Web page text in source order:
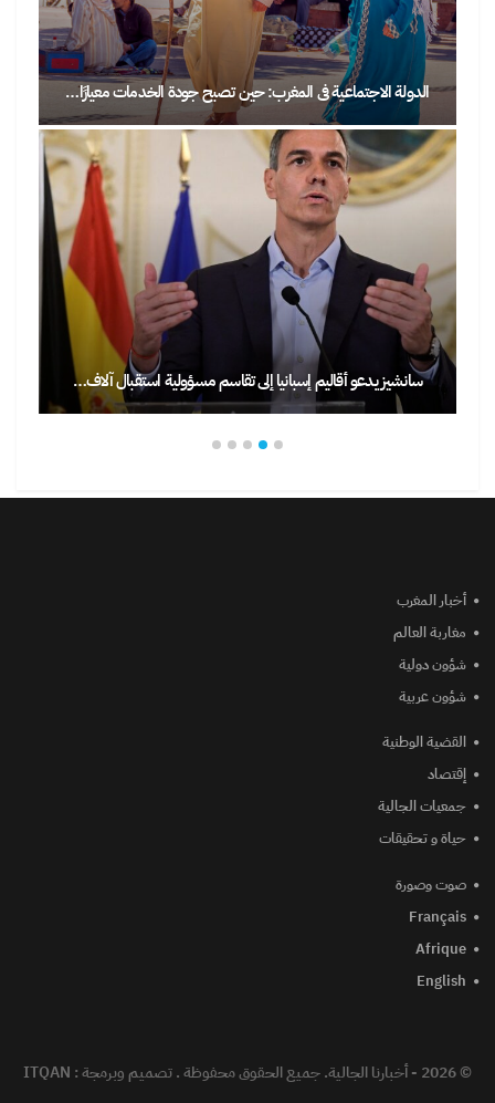
المغرب: حين تصبح جودة الخدمات معيارًا…
إسبانيا إلى تقاسم مسؤولية استقبال آلاف…
بين أمجاد المونديال
ظهور شخص مسلح خلال
أخبار المغرب
مغاربة العالم
شؤون دولية
شؤون عربية
القضية الوطنية
إقتصاد
جمعيات الجالية
حياة و تحقيقات
صوت وصورة
Français
Afrique
English
© 2026 - أخبارنا الجالية. جميع الحقوق محفوظة . تصميم وبرمجة : ITQAN